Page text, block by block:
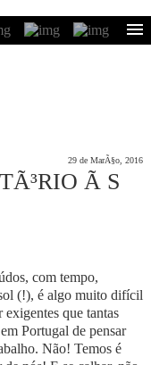
29 de MarÃ§o, 2016
Ã S
com tempo,
(!), é algo muito difícil
exigentes que tantas
Portugal de pensar
Não! Temos é